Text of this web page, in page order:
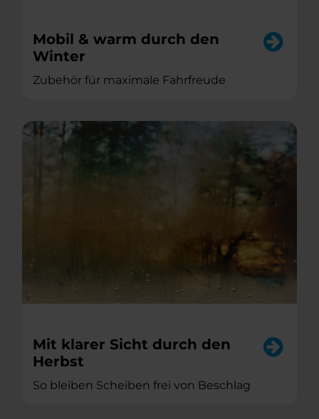
Mobil & warm durch den
Winter
Zubehör für maximale Fahrfreude
Mit klarer Sicht durch den
Herbst
So bleiben Scheiben frei von Beschlag